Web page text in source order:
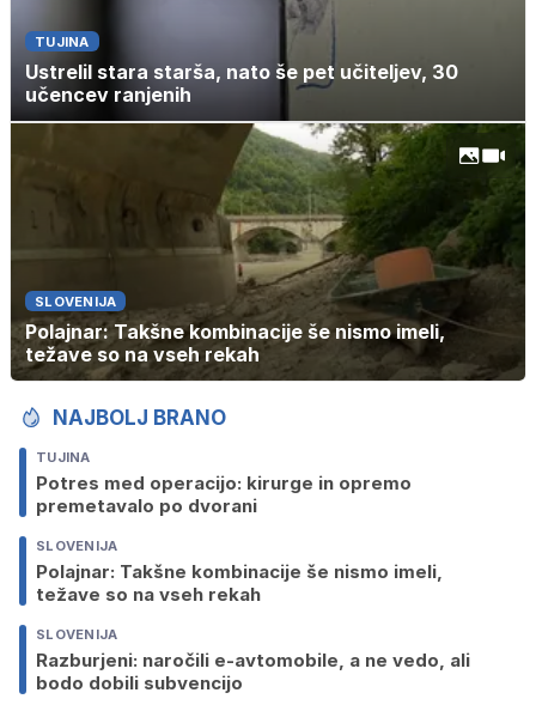
TUJINA
Ustrelil stara starša, nato še pet učiteljev, 30
učencev ranjenih
SLOVENIJA
Polajnar: Takšne kombinacije še nismo imeli,
težave so na vseh rekah
NAJBOLJ BRANO
TUJINA
Potres med operacijo: kirurge in opremo
premetavalo po dvorani
SLOVENIJA
Polajnar: Takšne kombinacije še nismo imeli,
težave so na vseh rekah
SLOVENIJA
Razburjeni: naročili e-avtomobile, a ne vedo, ali
bodo dobili subvencijo